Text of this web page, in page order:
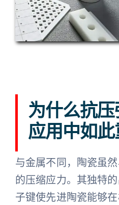
为什么抗
应用中如
与金属不同，陶瓷虽
的压缩应力。其独特
子键使先进陶瓷能够